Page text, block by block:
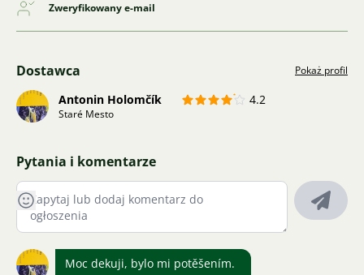
Zweryfikowany e-mail
Dostawca Pokaż profil
Antonin Holomčík 4.2
Staré Mesto
Pytania i komentarze
Moc dekuji, bylo mi potěšením.